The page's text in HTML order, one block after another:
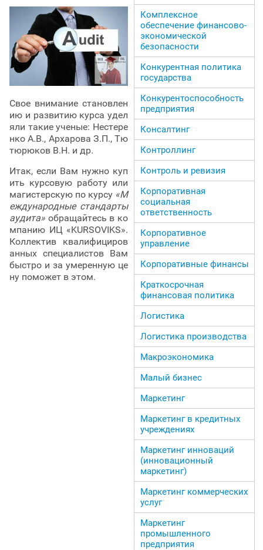
Свое внимание становлен
ию и развитию курса удел
яли такие ученые: Нестере
нко А.В., Архарова З.П., Тю
тюрюков В.Н. и др.
Итак, если Вам нужно куп
ить курсовую работу или
магистерскую по курсу «М
еждународные стандарты
аудита» обращайтесь в ко
мпанию ИЦ «KURSOVIKS».
Коллектив квалифициров
анных специалистов Вам
быстро и за умеренную це
ну поможет в этом.
Комплексное
обеспечение финансово-
экономической
безопасности
Конкурентная политика
государства
Конкурентоспособность
предприятия
Консалтинг
Контроллинг
Контроль и ревизия
Корпоративная
социальная
ответственность
Корпоративное
управление
Корпоративные финансы
Краткосрочная
финансовая политика
Логистика
Логистика производства
Макроэкономика
Малый бизнес
Маркетинг
Маркетинг в кредитных
учреждениях
Маркетинг инноваций
(инновационный
маркетинг)
Маркетинг коммерческих
услуг
Маркетинг
промышленного
предприятия